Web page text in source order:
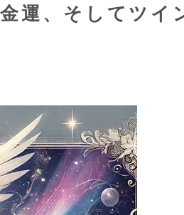
運、そしてツイ